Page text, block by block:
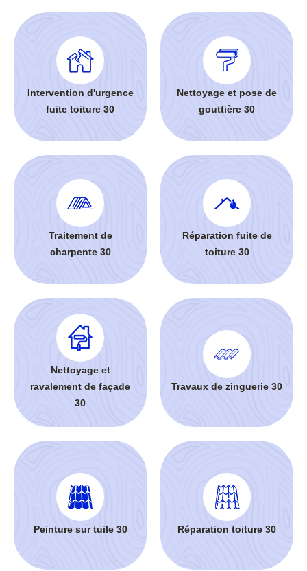
Intervention d'urgence
fuite toiture 30
Nettoyage et pose de
gouttière 30
Traitement de
charpente 30
Réparation fuite de
toiture 30
Nettoyage et
ravalement de façade
30
Travaux de zinguerie 30
Peinture sur tuile 30 Réparation toiture 30